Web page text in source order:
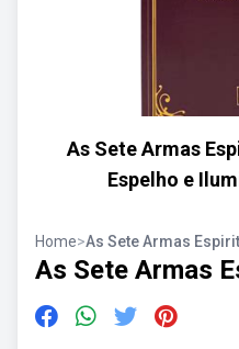
As Sete Armas
Espelho e
Home>As Sete Armas
As Sete Armas